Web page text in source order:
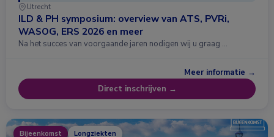
Utrecht
ILD & PH symposium: overview van ATS, PVRi,
WASOG, ERS 2026 en meer
Na het succes van voorgaande jaren nodigen wij u graag …
Meer informatie →
Direct inschrijven →
Bijeenkomst Longziekten